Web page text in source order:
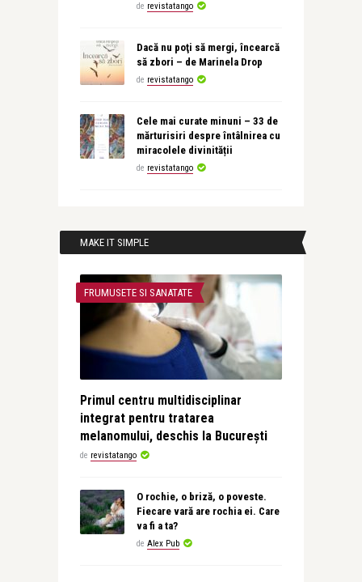
de revistatango
Dacă nu poţi să mergi, încearcă
să zbori – de Marinela Drop
de revistatango
Cele mai curate minuni – 33 de
mărturisiri despre întâlnirea cu
miracolele divinității
de revistatango
MAKE IT SIMPLE
FRUMUSETE SI SANATATE
Primul centru multidisciplinar
integrat pentru tratarea
melanomului, deschis la București
de revistatango
O rochie, o briză, o poveste.
Fiecare vară are rochia ei. Care
va fi a ta?
de Alex Pub